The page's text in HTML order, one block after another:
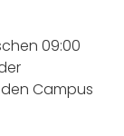
09:00
Campus